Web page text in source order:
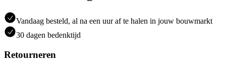
Vandaag besteld, al na een uur af te halen in jouw bouwmarkt
30 dagen bedenktijd
Retourneren